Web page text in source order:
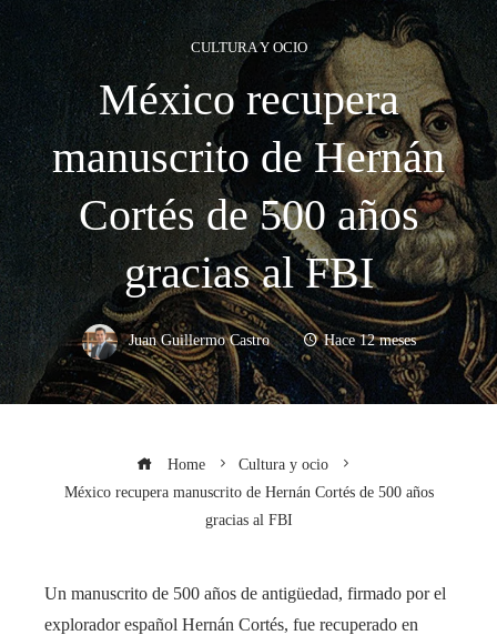
CULTURA Y OCIO
México recupera
manuscrito de Hernán
Cortés de 500 años
gracias al FBI
Juan Guillermo Castro Hace 12 meses
Home
Cultura y ocio
México recupera manuscrito de Hernán Cortés de 500 años
gracias al FBI
Un manuscrito de 500 años de antigüedad, firmado por el
explorador español Hernán Cortés, fue recuperado en